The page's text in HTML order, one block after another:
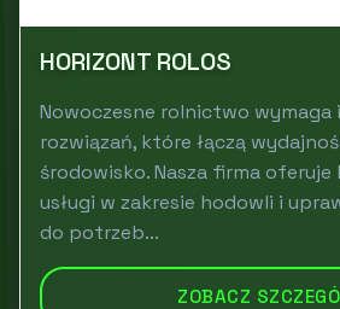
HORIZONT ROLOS
Nowoczesne rolnictwo
rozwiązań, które łączą
środowisko. Nasza firma
usługi w zakresie hodowli i
do potrzeb...
ZOBACZ